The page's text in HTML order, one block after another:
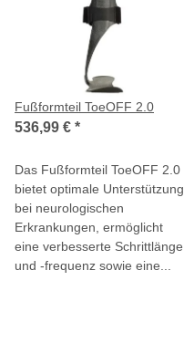
Fußformteil ToeOFF 2.0
536,99 € *
Das Fußformteil ToeOFF 2.0
bietet optimale Unterstützung
bei neurologischen
Erkrankungen, ermöglicht
eine verbesserte Schrittlänge
und -frequenz sowie eine...